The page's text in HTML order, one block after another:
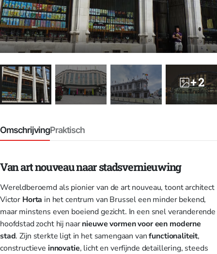
+ 2
OmschrijvingPraktisch
Van art nouveau naar stadsvernieuwing
Wereldberoemd als pionier van de art nouveau, toont architect
Victor Horta in het centrum van Brussel een minder bekend,
maar minstens even boeiend gezicht. In een snel veranderende
hoofdstad zocht hij naarnieuwe vormen voor een moderne
stad. Zijn sterkte ligt in het samengaan vanfunctionaliteit,
constructieve innovatie, licht en verfijnde detaillering, steeds